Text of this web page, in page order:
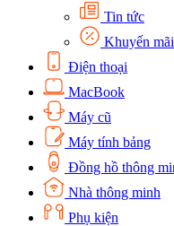
Tin tức
Khuyến mãi
Điện thoại
MacBook
Máy cũ
Máy tính bảng
Đồng hồ thông
Nhà thông minh
Phụ kiện